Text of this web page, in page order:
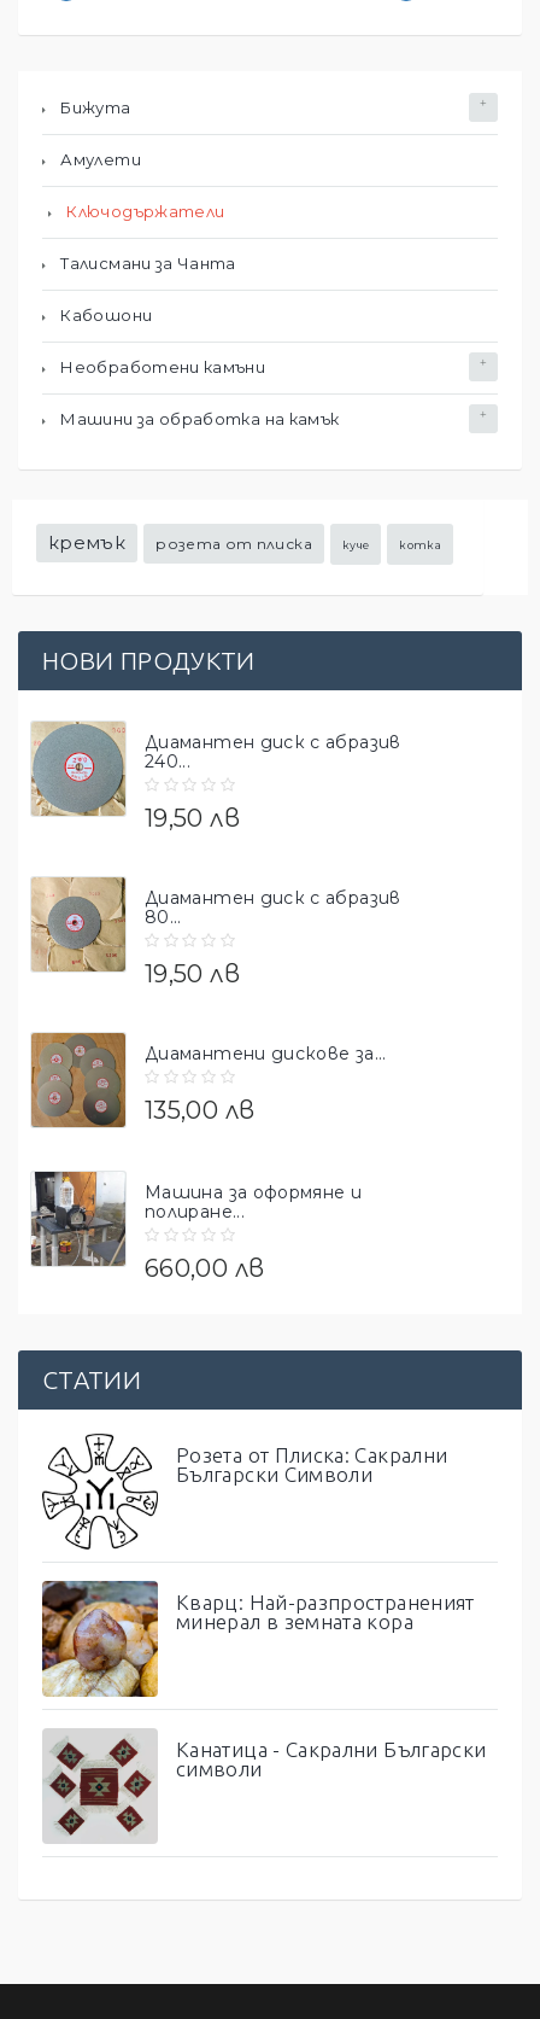
Бижута
Амулети
Ключодържатели
Талисмани за Чанта
Кабошони
Необработени камъни
Машини за обработка на камък
кремък розета от плиска куче котка
НОВИ ПРОДУКТИ
Диамантен диск с абразив
240...
19,50 лв
Диамантен диск с абразив
80...
19,50 лв
Диамантени дискове за...
135,00 лв
Машина за оформяне и
полиране...
660,00 лв
СТАТИИ
Розета от Плиска: Сакрални
Български Символи
Кварц: Най-разпространеният
минерал в земната кора
Канатица - Сакрални Български
символи